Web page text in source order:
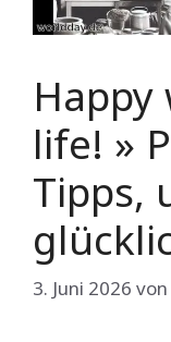
Happy
life! »
Tipps,
3. Juni 2026 von